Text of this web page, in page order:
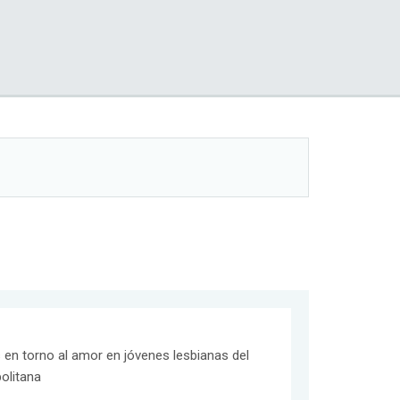
torno al amor en jóvenes lesbianas del